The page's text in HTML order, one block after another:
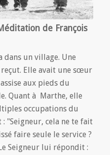
de François
dans un village. Une
Elle avait une sœur
aux pieds du
Quant à Marthe, elle
occupations du
"Seigneur, cela ne te fait
faire seule le service ?
Seigneur lui répondit :